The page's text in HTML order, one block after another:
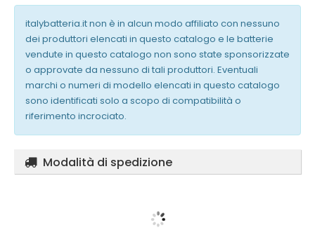
italybatteria.it non è in alcun modo affiliato con nessuno
dei produttori elencati in questo catalogo e le batterie
vendute in questo catalogo non sono state sponsorizzate
o approvate da nessuno di tali produttori. Eventuali
marchi o numeri di modello elencati in questo catalogo
sono identificati solo a scopo di compatibilità o
riferimento incrociato.
Modalità di spedizione